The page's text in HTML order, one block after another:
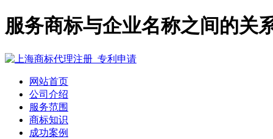
服务商标与企业名称之间的关
网站首页
公司介绍
服务范围
商标知识
成功案例